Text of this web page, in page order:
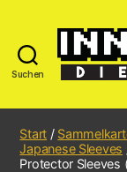
Suchen
Start /
Japanese Sleeves
Protector Sleeves